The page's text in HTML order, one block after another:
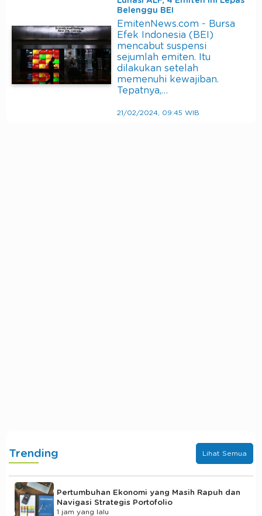
Belenggu BEI
EmitenNews.com - Bursa
Efek Indonesia (BEI)
mencabut suspensi
sejumlah emiten. Itu
dilakukan setelah
memenuhi kewajiban.
Tepatnya,…
21/02/2024, 09:45 WIB
Trending Lihat Semua
Pertumbuhan Ekonomi yang Masih Rapuh dan
Navigasi Strategis Portofolio
1 jam yang lalu